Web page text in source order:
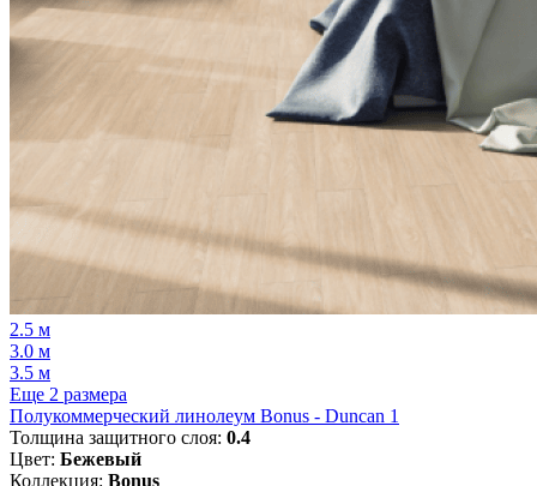
2.5 м
3.0 м
3.5 м
Еще 2 размера
Полукоммерческий линолеум Bonus - Duncan 1
Толщина защитного слоя: 0.4
Цвет: Бежевый
Коллекция: Bonus